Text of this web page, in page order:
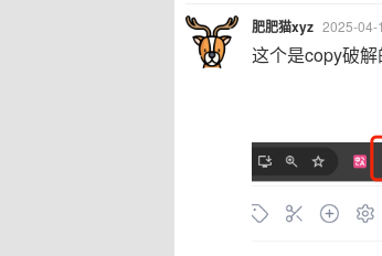
肥肥猫xyz 2025-04-
这个是copy破解